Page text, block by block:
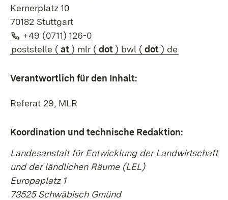
Kernerplatz 10
70182 Stuttgart
Telefon:
+49 (0711) 126-0
poststelle ( at ) mlr ( dot ) bwl ( dot ) de
Verantwortlich für den Inhalt:
Referat 29, MLR
Koordination und technische Redaktion:
Landesanstalt für Entwicklung der Landwirtschaft
und der ländlichen Räume (LEL)
Europaplatz 1
73525 Schwäbisch Gmünd